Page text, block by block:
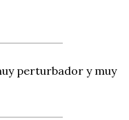
perturbador y muy